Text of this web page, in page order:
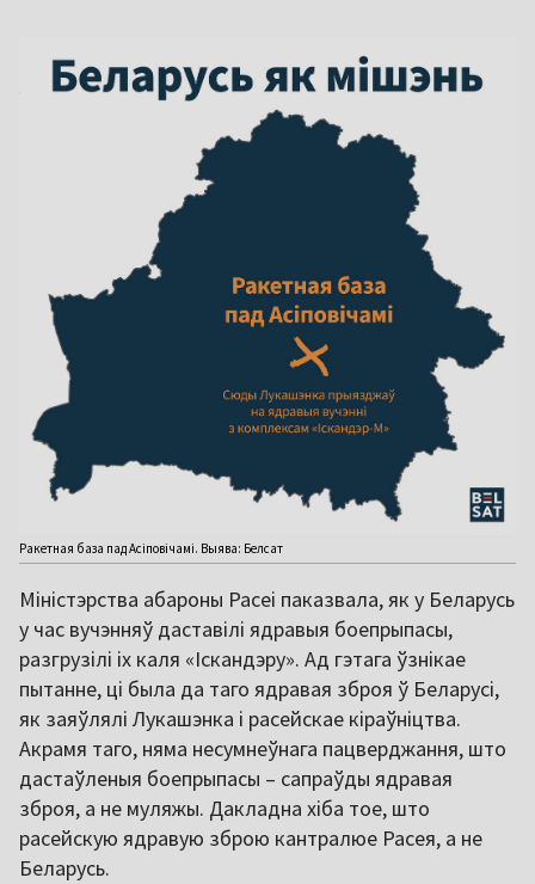
Ракетная база пад Асіповічамі. Выява: Белсат
Міністэрства абароны Расеі паказвала, як у Беларусь
у час вучэнняў даставілі ядравыя боепрыпасы,
разгрузілі іх каля «Іскандэру». Ад гэтага ўзнікае
пытанне, ці была да таго ядравая зброя ў Беларусі,
як заяўлялі Лукашэнка і расейскае кіраўніцтва.
Акрамя таго, няма несумнеўнага пацверджання, што
дастаўленыя боепрыпасы – сапраўды ядравая
зброя, а не муляжы. Дакладна хіба тое, што
расейскую ядравую зброю кантралюе Расея, а не
Беларусь.